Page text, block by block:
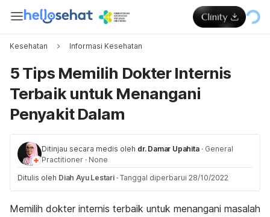
Kesehatan Informasi Kesehatan
5 Tips Memilih Dokter Internis
Terbaik untuk Menangani
Penyakit Dalam
Ditinjau secara medis oleh dr. Damar Upahita · General
Practitioner · None
Ditulis oleh Diah Ayu Lestari · Tanggal diperbarui 28/10/2022
Memilih dokter internis terbaik untuk menangani masalah